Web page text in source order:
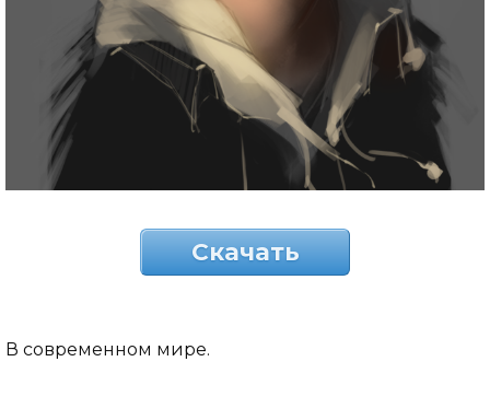
Скачать
В современном мире.